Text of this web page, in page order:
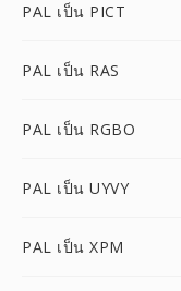
PAL เป็น PICT
PAL เป็น RAS
PAL เป็น RGBO
PAL เป็น UYVY
PAL เป็น XPM